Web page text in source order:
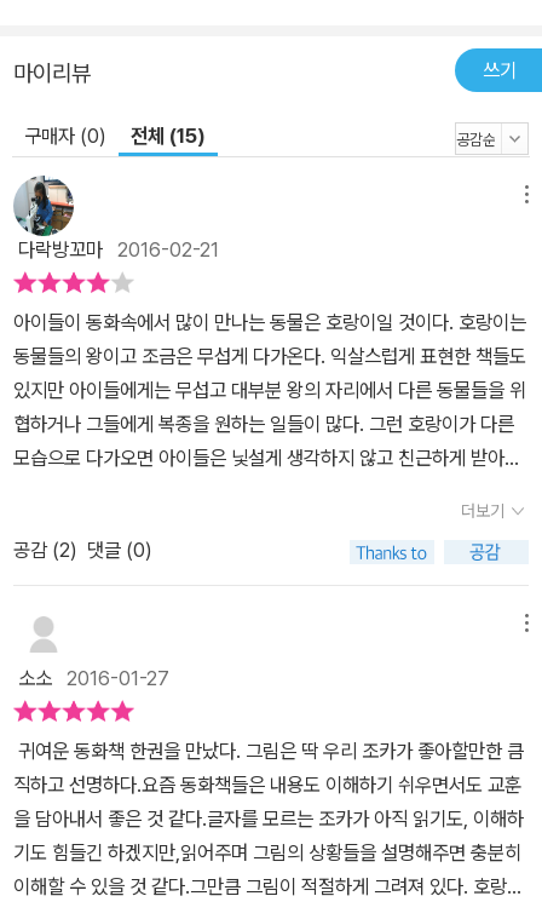
마이리뷰 쓰기
구매자 (0) 전체 (15)
다락방꼬마 2016-02-21
아이들이 동화속에서 많이 만나는 동물은 호랑이일 것이다. 호랑이는
동물들의 왕이고 조금은 무섭게 다가온다. 익살스럽게 표현한 책들도
있지만 아이들에게는 무섭고 대부분 왕의 자리에서 다른 동물들을 위
협하거나 그들에게 복종을 원하는 일들이 많다. 그런 호랑이가 다른
모습으로 다가오면 아이들은 닟설게 생각하지 않고 친근하게 받아들
속에 나오는 호랑이를 통해 우리들이 바라보아야 하는 것이 무엇인지
생각해보게 된다. 표지에 보이는 호랑이는 슬퍼보인다. 호랑이가 보
이지만 그림자는 사슴의 모습이다. 호랑이의 그림자가 사슴의 모습을
하고 있으니 궁금하다. 눈을 보니 슬퍼보인다. 동물들의 왕처럼 위엄
고 싶은 호링이다. 깊은 숲 속에 사는 호랑이는 지혜로워서 다른 동물
들의 존경을 받고 있다. 다른 동물들의 목숨을 위협하며 살아가는 일
방적인 관계가 아니라 다른 동물들과 더불어 살아가며 인자한 표정을
하고있는 호랑이를 만날수 있다. 그런 호랑이에게 일이 생긴다. 가슴
이 조여드는 듯한 느낌을 받고 부엉이를 찾아간다. 진료를 한 부엉이
는 호랑이에게 심장에 문제가 생겼다며 빨리 이식을 받아야한다고 말
한다. 이식할 수 있는 호랑이 심장은 단 하나뿐이다. 호랑이 왕을 키워
더보기
공감 (2) 댓글 (0)
소소 2016-01-27
귀여운 동화책 한권을 만났다. 그림은 딱 우리 조카가 좋아할만한 큼
직하고 선명하다.요즘 동화책들은 내용도 이해하기 쉬우면서도 교훈
을 담아내서 좋은 것 같다.글자를 모르는 조카가 아직 읽기도, 이해하
기도 힘들긴 하겠지만,읽어주며 그림의 상황들을 설명해주면 충분히
이해할 수 있을 것 같다.​그만큼 그림이 적절하게 그려져 있다. 호랑이